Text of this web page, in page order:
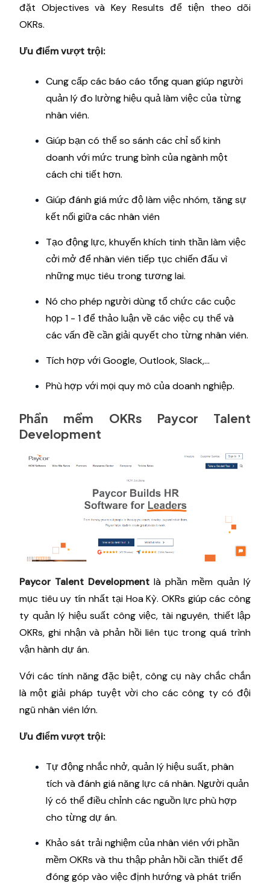
đặt Objectives và Key Results để tiện theo dõi
OKRs.
Ưu điểm vượt trội:
Cung cấp các báo cáo tổng quan giúp người
quản lý đo lường hiệu quả làm việc của từng
nhân viên.
Giúp bạn có thể so sánh các chỉ số kinh
doanh với mức trung bình của ngành một
cách chi tiết hơn.
Giúp đánh giá mức độ làm việc nhóm, tăng sự
kết nối giữa các nhân viên
Tạo động lực, khuyến khích tinh thần làm việc
cởi mở để nhân viên tiếp tục chiến đấu vì
những mục tiêu trong tương lai.
Nó cho phép người dùng tổ chức các cuộc
họp 1 - 1 để thảo luận về các việc cụ thể và
các vấn đề cần giải quyết cho từng nhân viên.
Tích hợp với Google, Outlook, Slack,...
Phù hợp với mọi quy mô của doanh nghiệp.
Phần mềm OKRs Paycor Talent
Development
Paycor Talent Development là phần mềm quản lý
mục tiêu uy tín nhất tại Hoa Kỳ. OKRs giúp các công
ty quản lý hiệu suất công việc, tài nguyên, thiết lập
OKRs, ghi nhận và phản hồi liên tục trong quá trình
vận hành dự án.
Với các tính năng đặc biệt, công cụ này chắc chắn
là một giải pháp tuyệt vời cho các công ty có đội
ngũ nhân viên lớn.
Ưu điểm vượt trội:
Tự động nhắc nhở, quản lý hiệu suất, phân
tích và đánh giá năng lực cá nhân. Người quản
lý có thể điều chỉnh các nguồn lực phù hợp
cho từng dự án.
Khảo sát trải nghiệm của nhân viên với phần
mềm OKRs và thu thập phản hồi cần thiết để
đóng góp vào việc định hướng và phát triển